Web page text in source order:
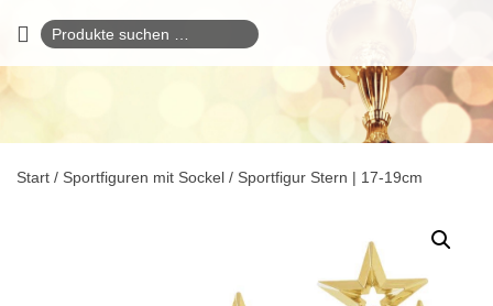
Suchen
nach:
Start / Sportfiguren mit Sockel / Sportfigur Stern | 17-19cm